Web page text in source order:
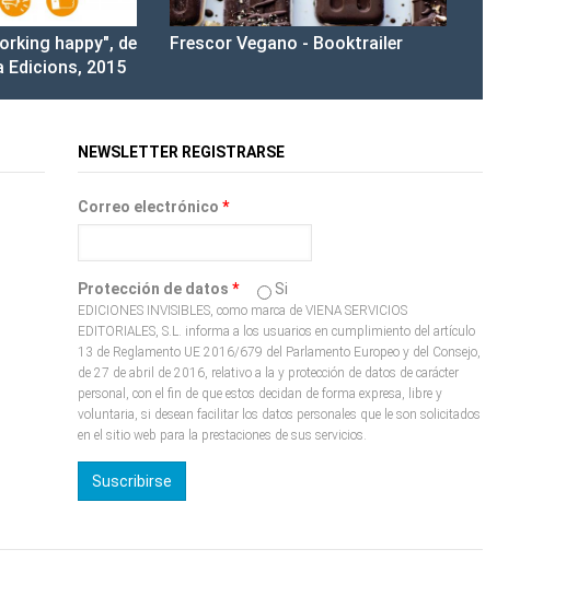
happy", de
Edicions, 2015
Frescor Vegano - Booktrailer
NEWSLETTER REGISTRARSE
Correo electrónico *
Protección de datos * Si
EDICIONES INVISIBLES, como marca de VIENA SERVICIOS
EDITORIALES, S.L. informa a los usuarios en cumplimiento del artículo
13 de Reglamento UE 2016/679 del Parlamento Europeo y del Consejo,
de 27 de abril de 2016, relativo a la y protección de datos de carácter
personal, con el fin de que estos decidan de forma expresa, libre y
voluntaria, si desean facilitar los datos personales que le son solicitados
en el sitio web para la prestaciones de sus servicios.